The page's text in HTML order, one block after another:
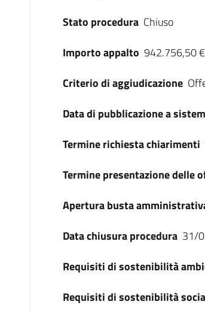
Stato procedura Chiuso
Importo appalto 942.756,50 €
Criterio di aggiudicazione
Data di pubblicazione a
Termine richiesta chiarimenti
Termine presentazione delle
Apertura busta
Data chiusura procedura 31/
Requisiti di sostenibilità
Requisiti di sostenibilità